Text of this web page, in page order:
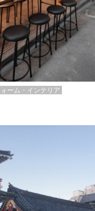
ォーム・インテリア